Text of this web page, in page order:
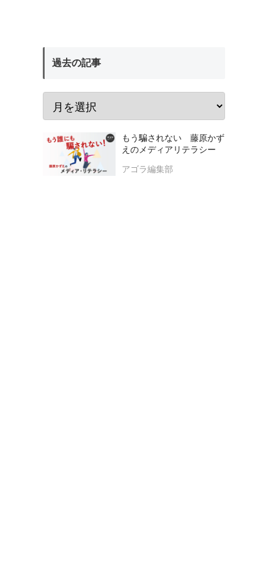
過去の記事
もう騙されない 藤原かず
えのメディアリテラシー
アゴラ編集部